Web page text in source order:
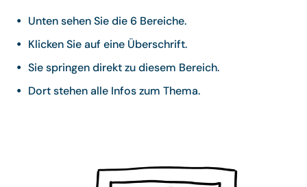
Unten sehen Sie die 6 Bereiche.
Klicken Sie auf eine Überschrift.
Sie springen direkt zu diesem Bereich.
Dort stehen alle Infos zum Thema.